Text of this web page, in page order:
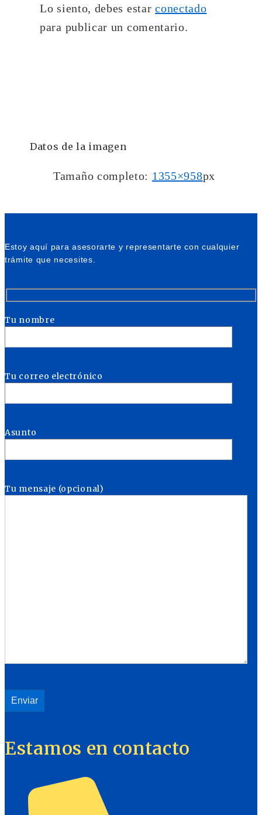
Lo siento, debes estarconectado
para publicar un comentario.
Datos de la imagen
Tamaño completo: 1355×958px
Estoy aquí para asesorarte y representarte con cualquier
trámite que necesites.
Tu nombre
Tu correo electrónico
Asunto
Tu mensaje (opcional)
Estamos en contacto